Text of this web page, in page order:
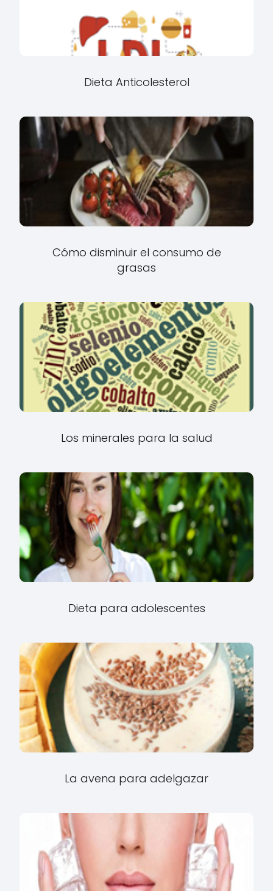
Dieta Anticolesterol
Cómo disminuir el consumo de
grasas
Los minerales para la salud
Dieta para adolescentes
La avena para adelgazar